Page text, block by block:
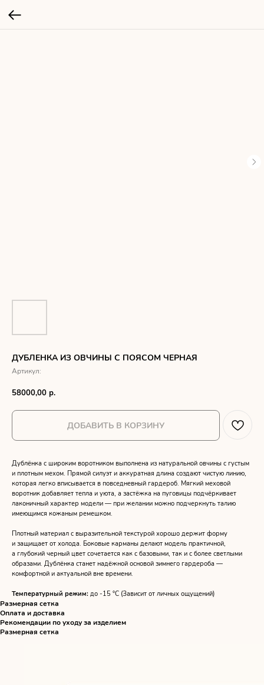
ДУБЛЕНКА ИЗ ОВЧИНЫ С ПОЯСОМ ЧЕРНАЯ
Артикул:
58000,00 р.
ДОБАВИТЬ В КОРЗИНУ
Дублёнка с широким воротником выполнена из натуральной овчины с густым
и плотным мехом. Прямой силуэт и аккуратная длина создают чистую линию,
которая легко вписывается в повседневный гардероб. Мягкий меховой
воротник добавляет тепла и уюта, а застёжка на пуговицы подчёркивает
лаконичный характер модели — при желании можно подчеркнуть талию
имеющимся кожаным ремешком.
Плотный материал с выразительной текстурой хорошо держит форму
и защищает от холода. Боковые карманы делают модель практичной,
а глубокий черный цвет сочетается как с базовыми, так и с более светлыми
образами. Дублёнка станет надёжной основой зимнего гардероба —
комфортной и актуальной вне времени.
​Температурный режим: до -15 °C (Зависит от личных ощущений)
Размерная сетка
Оплата и доставка
Рекомендации по уходу за изделием
Размерная сетка